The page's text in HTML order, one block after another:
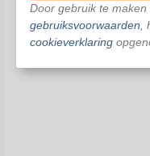
Door gebruik te
gebruiksvoorwaarden
cookieverklaring